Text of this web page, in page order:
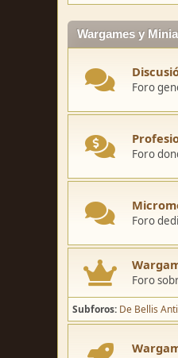
Wargames y
Foro
Foro
Foro
Foro
Subforos De Bellis